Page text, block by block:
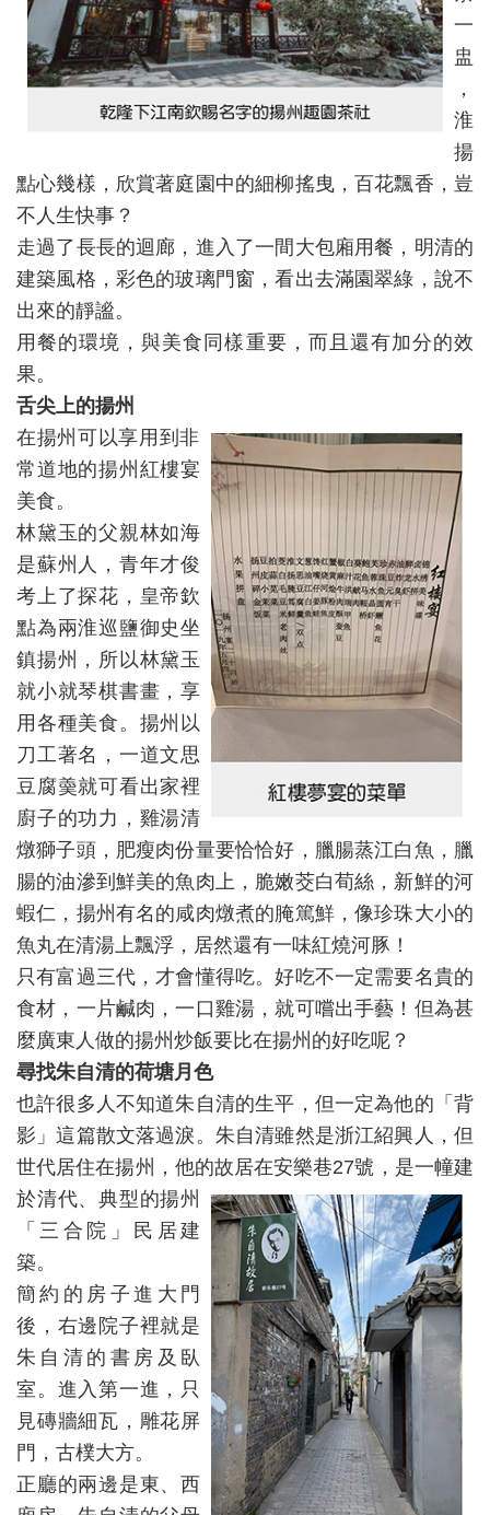
一
盅
，
淮
揚
點心幾樣，欣賞著庭園中的細柳搖曳，百花飄香，豈
不人生快事？
走過了長長的迴廊，進入了一間大包廂用餐，明清的
建築風格，彩色的玻璃門窗，看出去滿園翠綠，說不
出來的靜謐。
用餐的環境，與美食同樣重要，而且還有加分的效
果。
舌尖上的揚州
在揚州可以享用到非
常道地的揚州紅樓宴
美食。
林黛玉的父親林如海
是蘇州人，青年才俊
考上了探花，皇帝欽
點為兩淮巡鹽御史坐
鎮揚州，所以林黛玉
就小就琴棋書畫，享
用各種美食。揚州以
刀工著名，一道文思
豆腐羮就可看出家裡
廚子的功力，雞湯清
燉獅子頭，肥瘦肉份量要恰恰好，臘腸蒸江白魚，臘
腸的油滲到鮮美的魚肉上，脆嫩茭白荀絲，新鮮的河
蝦仁，揚州有名的咸肉燉煮的腌篤鮮，像珍珠大小的
魚丸在清湯上飄浮，居然還有一味紅燒河豚！
只有富過三代，才會懂得吃。好吃不一定需要名貴的
食材，一片鹹肉，一口雞湯，就可嚐出手藝！但為甚
麼廣東人做的揚州炒飯要比在揚州的好吃呢？
尋找朱自清的荷塘月色
也許很多人不知道朱自清的生平，但一定為他的「背
影」這篇散文落過淚。朱自清雖然是浙江紹興人，但
世代居住在揚州，他的故居在安樂巷27號，是一幢建
於清代、典型的揚州
「三合院」民居建
築。
簡約的房子進大門
後，右邊院子裡就是
朱自清的書房及臥
室。進入第一進，只
見磚牆細瓦，雕花屏
門，古樸大方。
正廳的兩邊是東、西